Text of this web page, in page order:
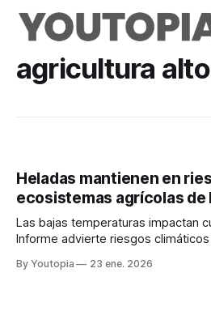
agricultura
Heladas mantienen en
ecosistemas agrícolas de
Las bajas temperaturas impactan
Informe advierte riesgos
By Youtopia 23 ene. 2026